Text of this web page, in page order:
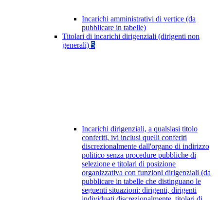
Incarichi amministrativi di vertice (da
pubblicare in tabelle)
Titolari di incarichi dirigenziali (dirigenti non
generali) 5
Incarichi dirigenziali, a qualsiasi titolo
conferiti, ivi inclusi quelli conferiti
discrezionalmente dall'organo di indirizzo
politico senza procedure pubbliche di
selezione e titolari di posizione
organizzativa con funzioni dirigenziali (da
pubblicare in tabelle che distinguano le
seguenti situazioni: dirigenti, dirigenti